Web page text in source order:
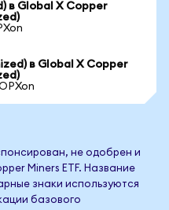
в Global X Copper
в Global X Copper
не одобрен и
Miners ETF. Название
знаки используются
базового